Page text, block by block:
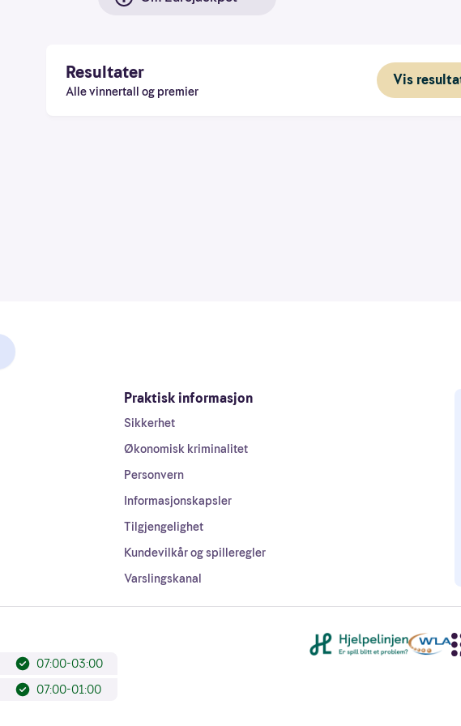
Resultater
Alle vinnertall og premier
Vis
Praktisk informasjon
Sikkerhet
Økonomisk kriminalitet
Personvern
Informasjonskapsler
Tilgjengelighet
Kundevilkår og spilleregler
Varslingskanal
07:00-03:00
07:00-01:00